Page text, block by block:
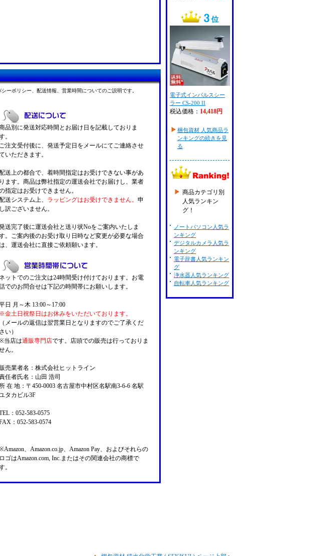
ーポリシー、配送情報、営業時間についてのご説明です。
品別に発送対応時間とお届け日を記載しておりま
。
ご注文受付後に、発送予定日をメールにてご連絡させ
いただきます。
送上の都合で、着時間指定はお受けできない事があ
ります。商品は弊社指定の運送会社でお届けし、業者
指定はお受けできません。
送システム上、
ラッピングはお受けできません。 申
し訳ございません。
送完了後に運送会社と送り状Noをご案内いたしま
。ご案内後のお受け取り日時など変更が必要な場合
、運送会社に直接ご依頼願います。
ネットでのご注文は24時間受け付けております。お電
でのお問合せは下記の時間帯にお願いします。
日 月～木 13:00～17:00
※金土日祝祭日はお休みをいただいております。
（メールの返信は翌営業日となりますのでご了承くだ
さい）
当店は通販専門店です。店頭での販売は行っておりま
ん。
売業者名：株式会社ヒットライン
任者氏名：山田 浩司
所 在 地：〒450-0003 名古屋市中村区名駅南3-6-6 名駅
タカビル3F
：052-583-0575
：052-583-0574
、Amazon.co.jp、Amazon Pay、およびそれらの
ロゴはAmazon.com, Inc.またはその関連会社の商標で
。
電子式インパルスシー
ラー CS-200 II
税込価格： 14,418円
梱包資材 人気商品ラ
ンキングの続きを見
る
商品カテゴリ別
人気ランキン
グ！
ノートパソコン人気ラ
ンキング
デジタルカメラ人気ラ
ンキング
電子辞書人気ランキン
グ
浄水器人気ランキング
自転車人気ランキング